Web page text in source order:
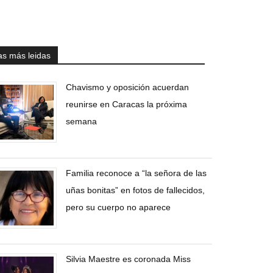
más leidas
Chavismo y oposición acuerdan
reunirse en Caracas la próxima
semana
Familia reconoce a “la señora de las
uñas bonitas” en fotos de fallecidos,
pero su cuerpo no aparece
Silvia Maestre es coronada Miss